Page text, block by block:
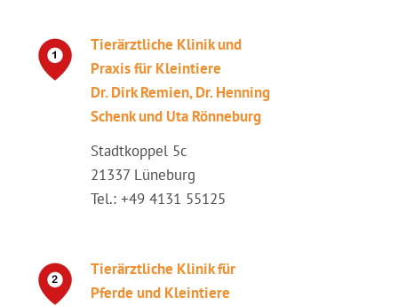
Tierärztliche Klinik und
Praxis für Kleintiere
Dr. Dirk Remien, Dr. Henning
Schenk und Uta Rönneburg
Stadtkoppel 5c
21337 Lüneburg
Tel.: +49 4131 55125
Tierärztliche Klinik für
Pferde und Kleintiere